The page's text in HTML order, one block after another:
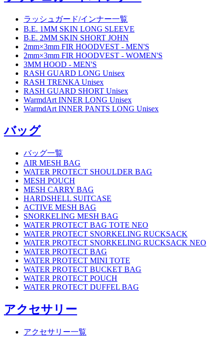
ラッシュガード/インナー一覧
B.E. 1MM SKIN LONG SLEEVE
B.E. 2MM SKIN SHORT JOHN
2mm×3mm FIR HOODVEST - MEN'S
2mm×3mm FIR HOODVEST - WOMEN'S
3MM HOOD - MEN'S
RASH GUARD LONG Unisex
RASH TRENKA Unisex
RASH GUARD SHORT Unisex
WarmdArt INNER LONG Unisex
WarmdArt INNER PANTS LONG Unisex
バッグ
バッグ一覧
AIR MESH BAG
WATER PROTECT SHOULDER BAG
MESH POUCH
MESH CARRY BAG
HARDSHELL SUITCASE
ACTIVE MESH BAG
SNORKELING MESH BAG
WATER PROTECT BAG TOTE NEO
WATER PROTECT SNORKELING RUCKSACK
WATER PROTECT SNORKELING RUCKSACK NEO
WATER PROTECT BAG
WATER PROTECT MINI TOTE
WATER PROTECT BUCKET BAG
WATER PROTECT POUCH
WATER PROTECT DUFFEL BAG
アクセサリー
アクセサリー一覧